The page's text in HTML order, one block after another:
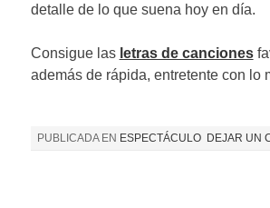
detalle de lo que suena hoy en día.
Consigue las letras de canciones
además de rápida, entretente con lo
PUBLICADA EN ESPECTÁCULO DEJAR UN